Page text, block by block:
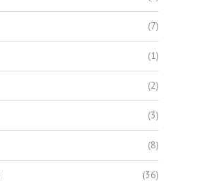
(7)
(1)
(2)
(3)
(8)
(36)